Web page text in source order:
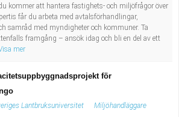
kommer att hantera fastighets- och miljöfrågor över
får du arbeta med avtalsförhandlingar,
samråd med myndigheter och kommuner. Ta
framgång – ansök idag och bli en del av ett
mer
för
Lantbruksuniversitet Miljöhandläggare